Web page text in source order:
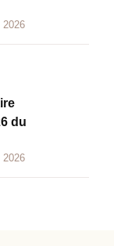
2026
du
2026